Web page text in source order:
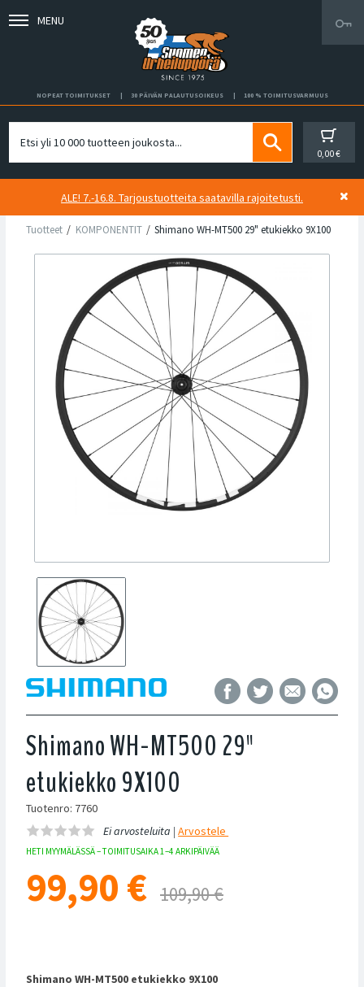
MENU
NOPEAT TOIMITUKSET 30 PÄIVÄN PALAUTUSOIKEUS 100 % TOIMITUSVARMUUS
0,00 €
ALE! 7.-16.8. Tarjoustuotteita saatavilla rajoitetusti.
Tuotteet KOMPONENTIT Shimano WH-MT500 29" etukiekko 9X100
Shimano WH-MT500 29"
etukiekko 9X100
Tuotenro: 7760
Ei arvosteluita |Arvostele
HETI MYYMÄLÄSSÄ – TOIMITUSAIKA 1–4 ARKIPÄIVÄÄ
99,90 € 109,90 €
Shimano WH-MT500 etukiekko 9X100